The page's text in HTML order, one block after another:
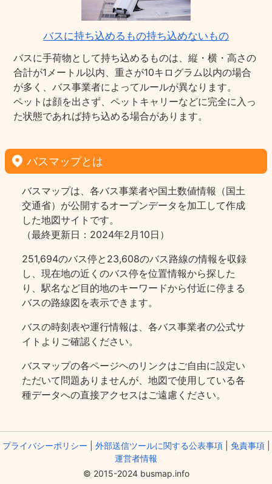
バスに持ち込めるもの持ち込めないもの
バスに手荷物として持ち込めるものは、縦・横・高さの
合計が1メートル以内、重さが10キログラム以内の場合
が多く、バス事業者によってルールが異なります。
ペットは顔を出さず、ペットキャリーなどに完全に入っ
た状態であれば持ち込める場合があります。
バスマップとは
バスマップは、各バス事業者や国土数値情報（国土
交通省）が公開するオープンデータを加工して作成
した地図サイトです。
（最終更新日：2024年2月10日）
251,694のバス停と23,608のバス路線の情報を収録
し、現在地の近くのバス停を位置情報から探した
り、駅名など目的地のキーワードから付近に停まる
バスの路線図を表示できます。
バスの時刻表や運行情報は、各バス事業者の公式サ
イトよりご確認ください。
バスマップの各ページヘのリンクはご自由に設定い
ただいて問題ありませんが、地図で使用している各
種データへの直接アクセスはご遠慮ください。
プライバシーポリシー 外部送信ツールに関する公表事項| 免責事項|
運営者情報
© 2015-2024 busmap.info